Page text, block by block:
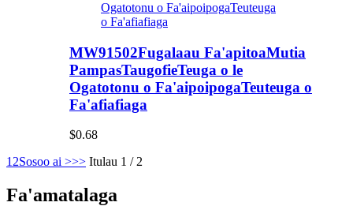
MW91502Fugalaau Fa'apitoaMutia
PampasTaugofieTeuga o le
Ogatotonu o Fa'aipoipogaTeuteuga o
Fa'afiafiaga
$0.68
1 2Sosoo ai >>> Itulau 1 / 2
Fa'amatalaga